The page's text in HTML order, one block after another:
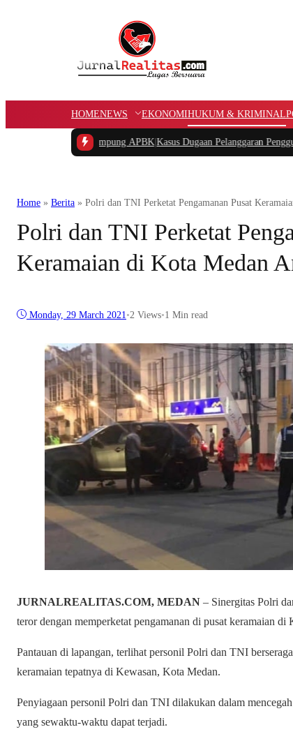
HOMENEWS EKONOMIHUKUM & KRIMINAL
Dana Kampung APBK |Kasus Dugaan Pelanggaran Penggunaan Jalur
Home » Berita » Polri dan TNI Perketat Pengamanan Pusat
Polri dan TNI Perketat
Keramaian di Kota Medan
Monday, 29 March 2021 •2 Views•1 Min read
JURNALREALITAS.COM, MEDAN – Sinergitas Polri
teror dengan memperketat pengamanan di pusat keramaian di
Pantauan di lapangan, terlihat personil Polri dan TNI
keramaian tepatnya di Kewasan, Kota Medan.
Penyiagaan personil Polri dan TNI dilakukan dalam
yang sewaktu-waktu dapat terjadi.